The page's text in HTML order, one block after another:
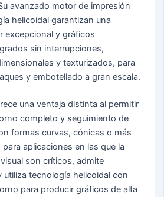
avanzado motor de impresión
helicoidal garantizan una
excepcional y gráficos
sin interrupciones,
y texturizados, para
y embotellado a gran escala.
una ventaja distinta al permitir
completo y seguimiento de
formas curvas, cónicas o más
aplicaciones en las que la
son críticos, admite
utiliza tecnología helicoidal con
para producir gráficos de alta